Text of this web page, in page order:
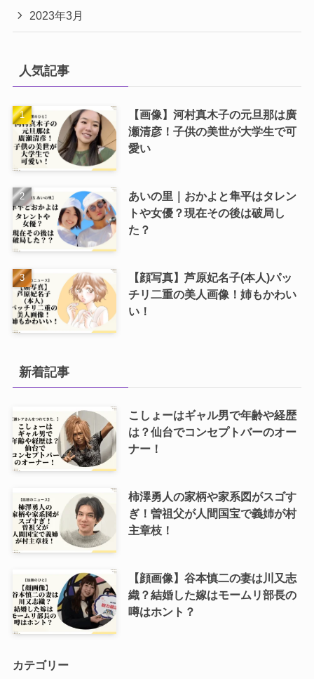
2023年3月
人気記事
【画像】河村真木子の元旦那は廣
瀬清彦！子供の美世が大学生で可
愛い
あいの里｜おかよと隼平はタレン
トや女優？現在その後は破局し
た？
【顔写真】芦原妃名子(本人)パッ
チリ二重の美人画像！姉もかわい
い！
新着記事
こしょーはギャル男で年齢や経歴
は？仙台でコンセプトバーのオー
ナー！
柿澤勇人の家柄や家系図がスゴす
ぎ！曽祖父が人間国宝で義姉が村
主章枝！
【顔画像】谷本慎二の妻は川又志
織？結婚した嫁はモームリ部長の
噂はホント？
カテゴリー